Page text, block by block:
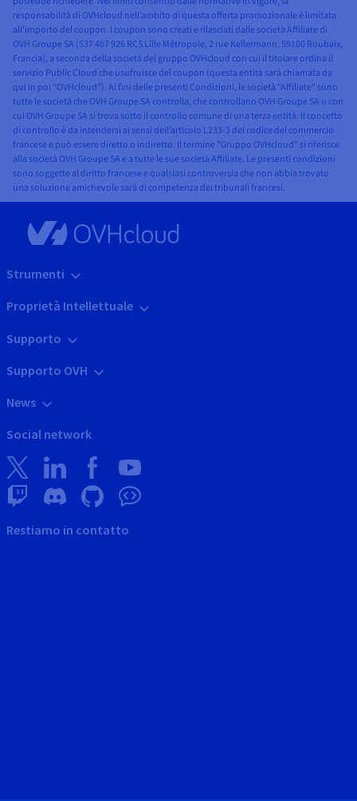
responsabilità di OVHcloud nell’ambito di questa offerta promozionale è limitata
all'importo del coupon. I coupon sono creati e rilasciati dalle società Affiliate di
OVH Groupe SA (537 407 926 RCS Lille Métropole, 2 rue Kellermann, 59100 Roubaix,
Francia), a seconda della società del gruppo OVHcloud con cui il titolare ordina il
servizio Public Cloud che usufruisce del coupon (questa entità sarà chiamata da
qui in poi “OVHcloud”). Ai fini delle presenti Condizioni, le società "Affiliate" sono
tutte le società che OVH Groupe SA controlla, che controllano OVH Groupe SA o con
cui OVH Groupe SA si trova sotto il controllo comune di una terza entità. Il concetto
di controllo è da intendersi ai sensi dell’articolo L233-3 del codice del commercio
francese e può essere diretto o indiretto. Il termine "Gruppo OVHcloud" si riferisce
alla società OVH Groupe SA e a tutte le sue società Affiliate. Le presenti condizioni
sono soggette al diritto francese e qualsiasi controversia che non abbia trovato
una soluzione amichevole sarà di competenza dei tribunali francesi.
Strumenti
Proprietà Intellettuale
Supporto
Supporto OVH
News
Social network
Restiamo in contatto